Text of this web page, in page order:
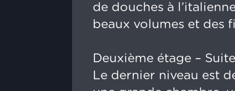
de douches à
beaux volumes et des
Deuxième étage –
Le dernier niveau est